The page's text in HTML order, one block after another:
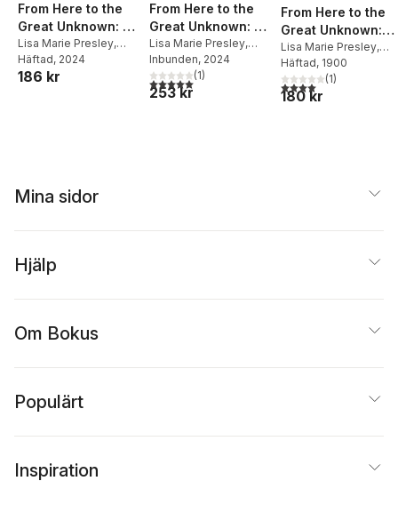
From Here to the
Great Unknown: A
Memoir
Lisa Marie Presley,
Riley Keough
Häftad, 2024
186 kr
From Here to the
Great Unknown: A
Memoir
Lisa Marie Presley,
Riley Keough
Inbunden, 2024
5,0utav 5 stjärnor. Totalt antal röster:
(1)
253 kr
From Here to the
Great Unknown:
Oprah's Book Club
Lisa Marie Presley,
Riley Keough
Häftad, 1900
4,0utav 5 stjärnor.
(1)
180 kr
Mina sidor
Hjälp
Om Bokus
Populärt
Inspiration